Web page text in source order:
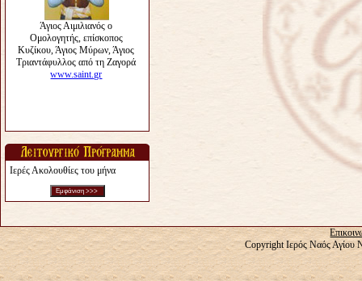
Ιερές Ακολουθίες του μήνα
Copyright Ιερός Ναός Αγίου